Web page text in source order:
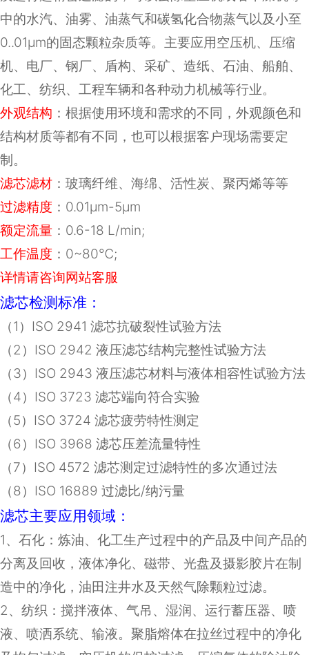
中的水汽、油雾、油蒸气和碳氢化合物蒸气以及小至
0..01μm的固态颗粒杂质等。主要应用空压机、压缩
机、电厂、钢厂、盾构、采矿、造纸、石油、船舶、
化工、纺织、工程车辆和各种动力机械等行业。
外观结构 ：根据使用环境和需求的不同，外观颜色和
结构材质等都有不同，也可以根据客户现场需要定
制。
滤芯滤材 ： 玻璃纤维、海绵、活性炭、聚丙烯等等
过滤精度 ：0.01μm-5μm
额定流量 ： 0.6-18 L/min;
工作温度 ： 0~80℃;
详情请咨询网站客服
滤芯检测标准：
（1 ） ISO 2941 滤芯抗破裂性试验方法
（2 ） ISO 2942 液压滤芯结构完整性试验方法
（3） ISO 2943 液压滤芯材料与液体相容性试验方法
（4） ISO 3723 滤芯端向符合实验
（5） ISO 3724 滤芯疲劳特性测定
（6） ISO 3968 滤芯压差流量特性
（7） ISO 4572 滤芯测定过滤特性的多次通过法
（8）ISO 16889 过滤比/纳污量
滤芯主要应用领域：
1、石化：炼油、化工生产过程中的产品及中间产品的
分离及回收，液体净化、磁带、光盘及摄影胶片在制
造中的净化，油田注井水及天然气除颗粒过滤。
2、纺织：搅拌液体、气吊、湿润、运行蓄压器、喷
液、喷洒系统、输液。聚脂熔体在拉丝过程中的净化